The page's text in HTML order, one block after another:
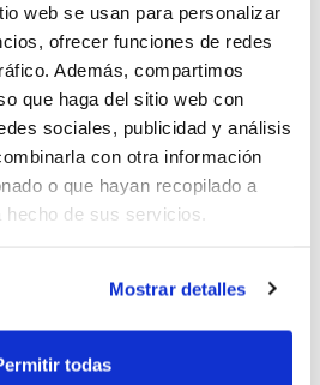
web se usan para personalizar
ofrecer funciones de redes
Además, compartimos
que haga del sitio web con
sociales, publicidad y análisis
con otra información
o que hayan recopilado a
de sus servicios.
Mostrar detalles
todas
Grecia)
Serbia)